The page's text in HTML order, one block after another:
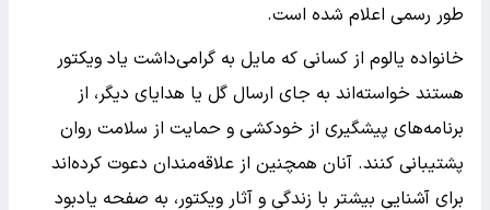
طور رسمی اعلام شده است.
خانواده یالوم از کسانی که مایل به گرامی‌داشت یاد ویکتور
هستند خواسته‌اند به جای ارسال گل یا هدایای دیگر، از
برنامه‌های پیشگیری از خودکشی و حمایت از سلامت روان
پشتیبانی کنند. آنان همچنین از علاقه‌مندان دعوت کرده‌اند
برای آشنایی بیشتر با زندگی و آثار ویکتور، به صفحه یادبود